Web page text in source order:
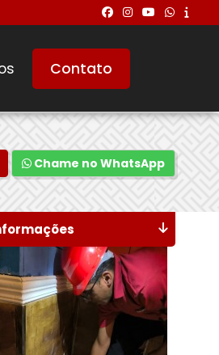
Contato
Chame no WhatsApp